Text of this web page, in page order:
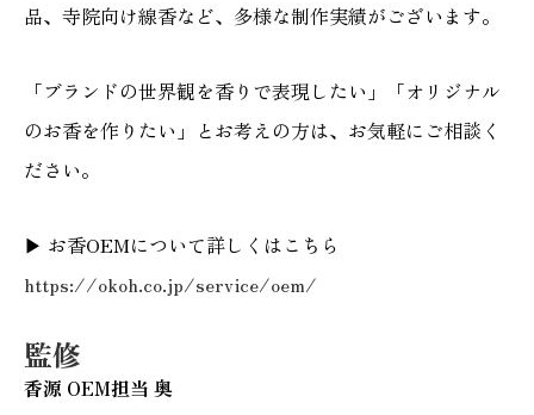
品、寺院向け線香など、多様な制作実績がございます。
「ブランドの世界観を香りで表現したい」「オリジナル
のお香を作りたい」とお考えの方は、お気軽にご相談く
ださい。
▶ お香OEMについて詳しくはこちら
https://okoh.co.jp/service/oem/
監修
香源 OEM担当 奥